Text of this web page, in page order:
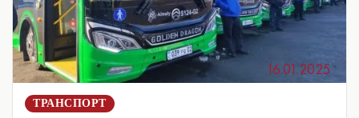
16.01.2025
ТРАНСПОРТ